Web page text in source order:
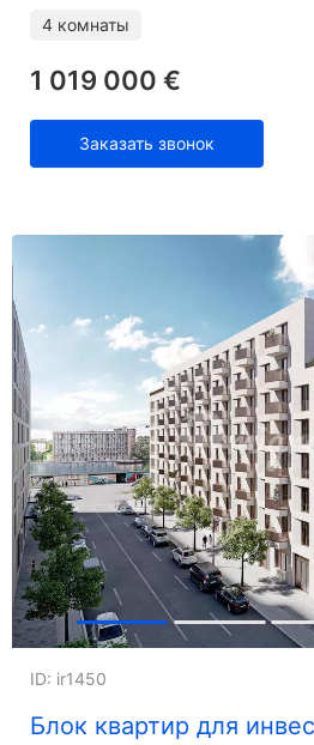
4 комнаты
1 019 000 €
Заказать звонок
Блок квартир для
ID: ir1450